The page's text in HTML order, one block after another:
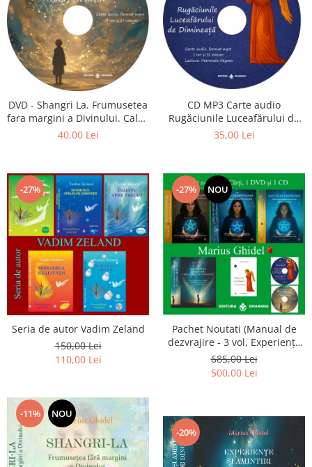
DVD - Shangri La. Frumusetea
fara margini a Divinului. Calea
catre fericire
40,00 Lei
CD MP3 Carte audio
Rugăciunile Luceafărului de
dimineață
35,00 Lei
-27%
Seria de autor Vadim Zeland
150,00 Lei
110,00 Lei
-27% NOU
Pachet Noutati (Manual de
dezvrajire - 3 vol, Experiențe
și amintiri, Rugăciunile
Luceafarului de dimineata) -
Marius Ghidel
685,00 Lei
500,00 Lei
-11% NOU
-20%